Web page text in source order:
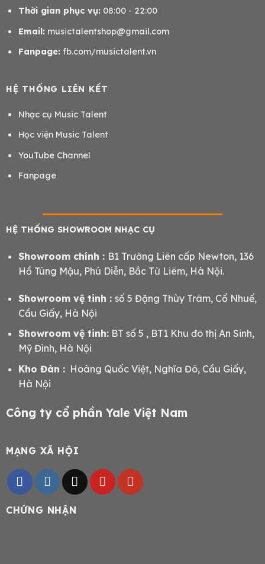
Thời gian phục vụ:08:00 - 22:00
Email: musictalentshop@gmail.com
Fanpage: fb.com/musictalent.vn
HỆ THỐNG LIÊN KẾT
Nhạc cụ Music Talent
Học viện Music Talent
YouTube Channel
Fanpage
HỆ THỐNG SHOWROOM NHẠC CỤ
Showroom chính : B1 Trường Liên cấp Newton, 136
Hồ Tùng Mậu, Phú Diễn, Bắc Từ Liêm, Hà Nội.
Showroom vệ tinh : số 5 Đặng Thùy Trâm, Cổ Nhuế,
Cầu Giấy, Hà Nội
Showroom vệ tinh:BT số 5 , BT1 Khu đô thị An Sinh,
Mỹ Đình, Hà Nội
Kho Đàn :Hoàng Quốc Việt, Nghĩa Đô, Cầu Giấy,
Hà Nội
Công ty cổ phần Yale Việt Nam
MẠNG XÃ HỘI
CHỨNG NHẬN